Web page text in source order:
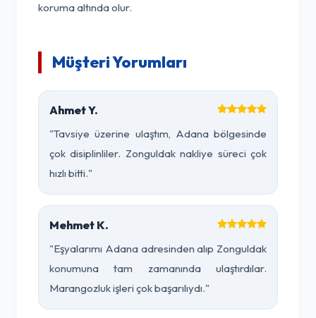
koruma altında olur.
Müşteri Yorumları
Ahmet Y.
"Tavsiye üzerine ulaştım, Adana bölgesinde
çok disiplinliler. Zonguldak nakliye süreci çok
hızlı bitti."
Mehmet K.
"Eşyalarımı Adana adresinden alıp Zonguldak
konumuna tam zamanında ulaştırdılar.
Marangozluk işleri çok başarılıydı."